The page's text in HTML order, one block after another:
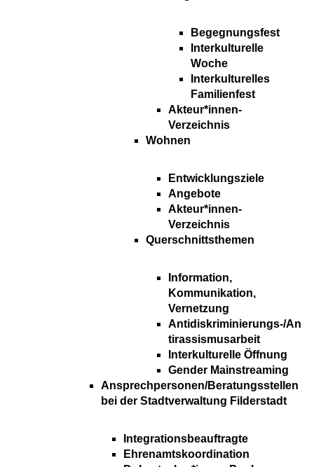
Begegnungsfest
Interkulturelle
Woche
Interkulturelles
Familienfest
Akteur*innen-
Verzeichnis
Wohnen
Entwicklungsziele
Angebote
Akteur*innen-
Verzeichnis
Querschnittsthemen
Information,
Kommunikation,
Vernetzung
Antidiskriminierungs-/An
tirassismusarbeit
Interkulturelle Öffnung
Gender Mainstreaming
Ansprechpersonen/Beratungsstellen
bei der Stadtverwaltung Filderstadt
Integrationsbeauftragte
Ehrenamtskoordination